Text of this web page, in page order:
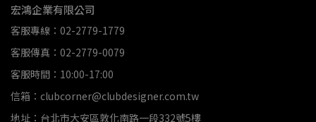
宏鴻企業有限公司
客服專線：02-2779-1779
客服傳真：02-2779-0079
客服時間：10:00-17:00
信箱：clubcorner@clubdesigner.com.tw
地址：台北市大安區敦化南路一段332號5樓